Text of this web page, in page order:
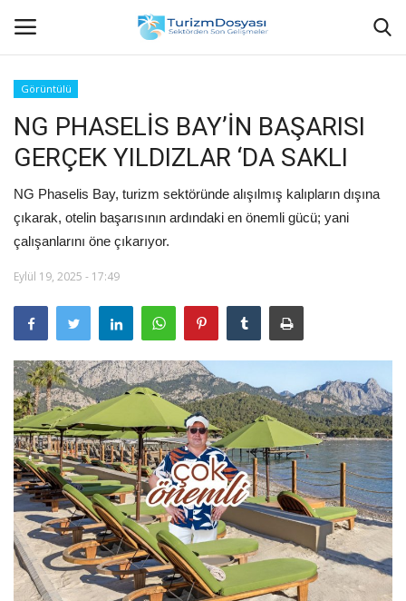
Anasayfa
Bize Ulaşın
Künye
KVKK Aydınlatma Metni
Görüntülü
Araştırma - İnceleme
Lezzet Durakları
Röportajlar
Gezi - Yorum
Görüntülü
NG PHASELİS BAY’İN BAŞARISI
GERÇEK YILDIZLAR ‘DA SAKLI
NG Phaselis Bay, turizm sektöründe alışılmış kalıpların dışına
çıkarak, otelin başarısının ardındaki en önemli gücü; yani
çalışanlarını öne çıkarıyor.
Eylül 19, 2025 - 17:49